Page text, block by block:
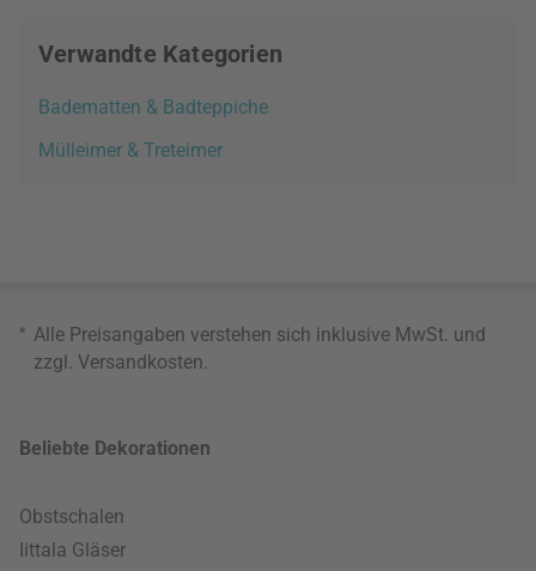
Verwandte Kategorien
Badematten & Badteppiche
Mülleimer & Treteimer
* Alle Preisangaben verstehen sich inklusive MwSt. und
zzgl. Versandkosten.
Beliebte Dekorationen
Obstschalen
Iittala Gläser